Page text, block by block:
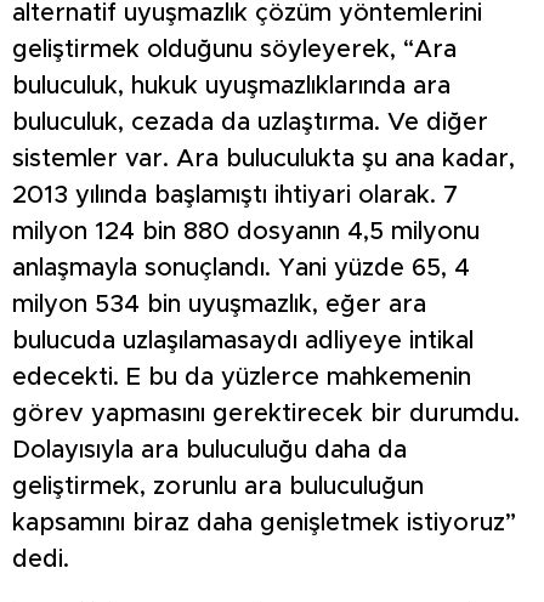
alternatif uyuşmazlık çözüm yöntemlerini
geliştirmek olduğunu söyleyerek, “Ara
buluculuk, hukuk uyuşmazlıklarında ara
buluculuk, cezada da uzlaştırma. Ve diğer
sistemler var. Ara buluculukta şu ana kadar,
2013 yılında başlamıştı ihtiyari olarak. 7
milyon 124 bin 880 dosyanın 4,5 milyonu
anlaşmayla sonuçlandı. Yani yüzde 65, 4
milyon 534 bin uyuşmazlık, eğer ara
bulucuda uzlaşılamasaydı adliyeye intikal
edecekti. E bu da yüzlerce mahkemenin
görev yapmasını gerektirecek bir durumdu.
Dolayısıyla ara buluculuğu daha da
geliştirmek, zorunlu ara buluculuğun
kapsamını biraz daha genişletmek istiyoruz”
dedi.